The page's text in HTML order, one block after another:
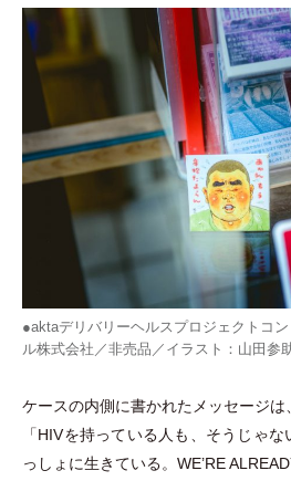
●aktaデリバリーヘルスプロジェクトコ
ル株式会社／非売品／イラスト：山田参
ケースの内側に書かれたメッセージは、
「HIVを持っている人も、そうじゃ
っしょに生きている。WE’RE